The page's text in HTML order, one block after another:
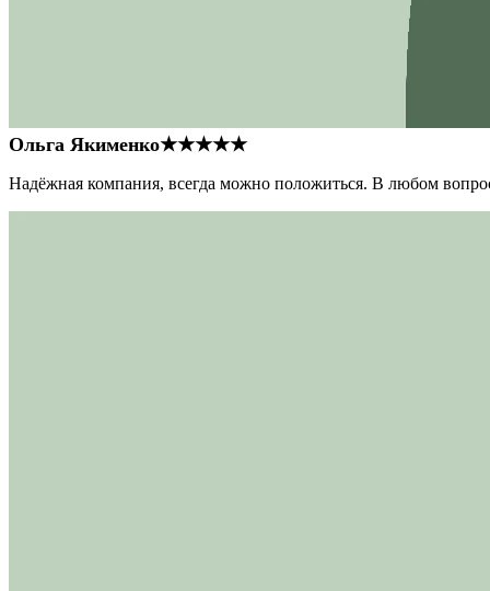
Ольга Якименко★★★★★
Надёжная компания, всегда можно положиться. В любом